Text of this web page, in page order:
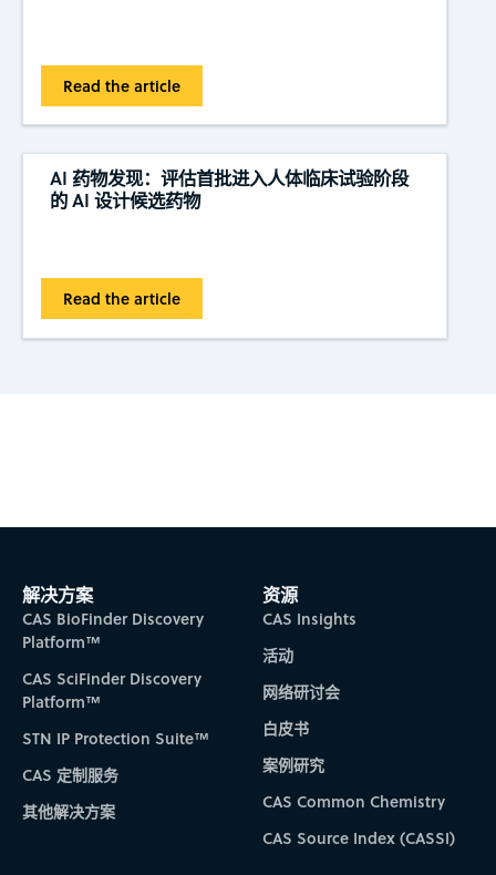
Read the article
AI 药物发现：评估首批进入人体临床试验阶段
的 AI 设计候选药物
Read the article
Subscribe to CAS Insights
解决方案
CAS BioFinder Discovery
Platform™
CAS SciFinder Discovery
Platform™
STN IP Protection Suite™
CAS 定制服务
其他解决方案
资源
CAS Insights
活动
网络研讨会
白皮书
案例研究
CAS Common Chemistry
CAS Source Index (CASSI)